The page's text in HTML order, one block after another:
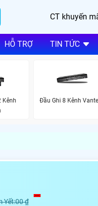
CT khuyến
HỖ TRỢ TIN TỨC
Kênh
Đầu Ghi 8 Kênh
Yết:00 ₫